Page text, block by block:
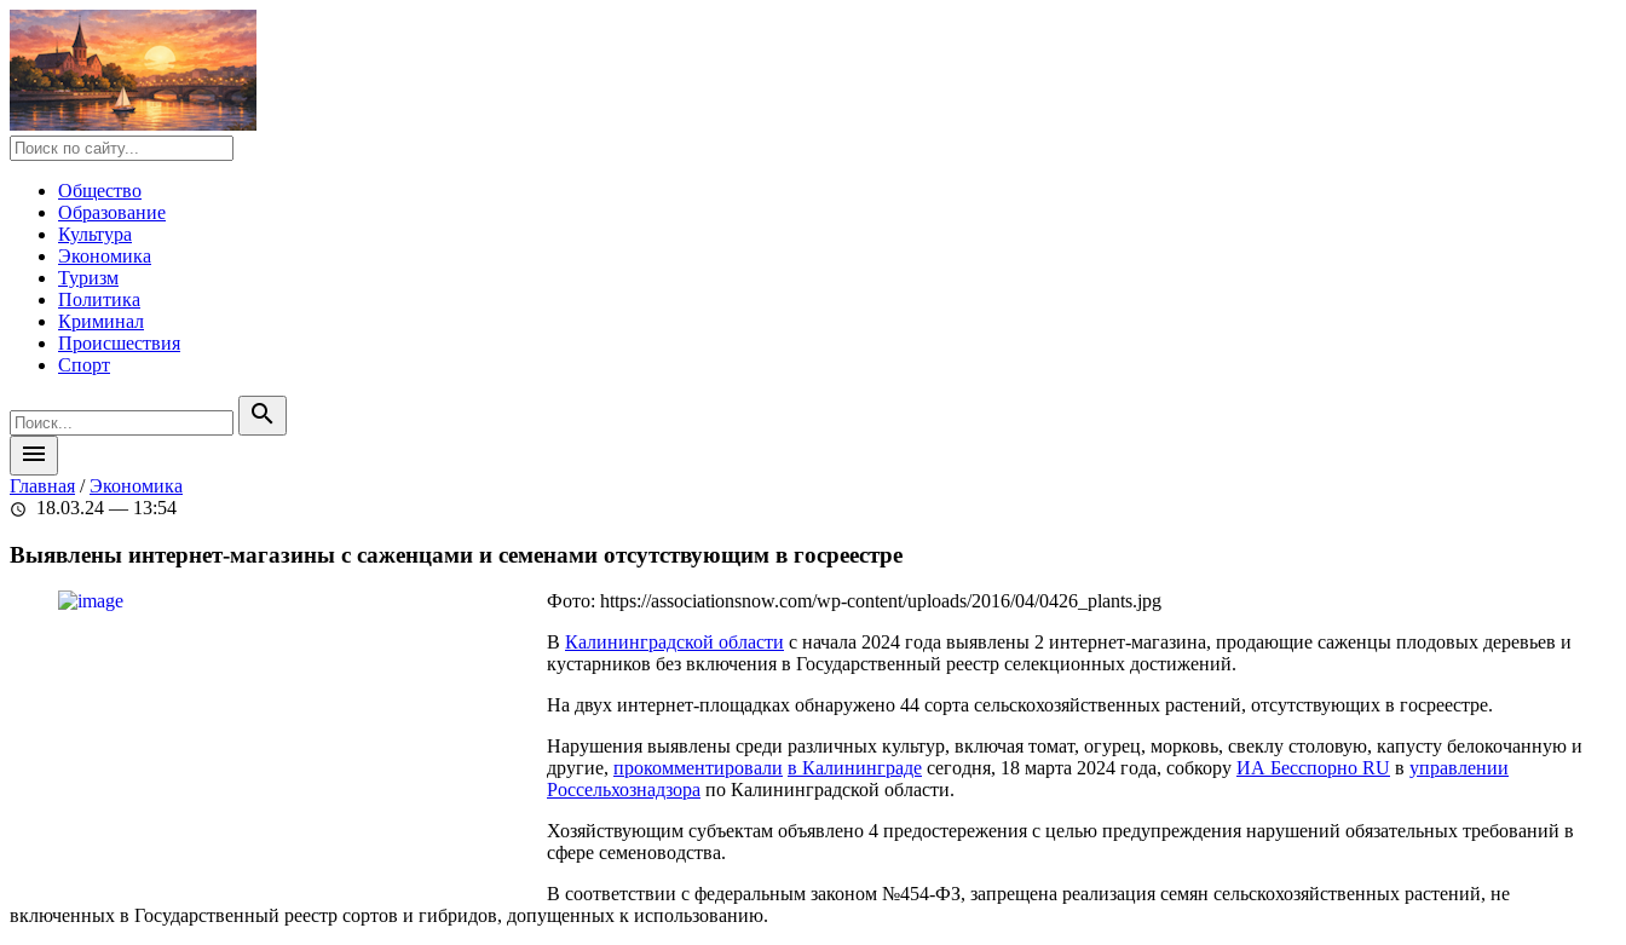
Общество
Образование
Культура
Экономика
Туризм
Политика
Криминал
Происшествия
Спорт
search
menu
Главная /Экономика
schedule 18.03.24 — 13:54
Выявлены интернет-магазины с саженцами и семенами отсутствующим в госреестре
Фото: https://associationsnow.com/wp-content/uploads/2016/04/0426_plants.jpg
В Калининградской области с начала 2024 года выявлены 2 интернет-магазина, продающие саженцы плодовых деревьев и
кустарников без включения в Государственный реестр селекционных достижений.
На двух интернет-площадках обнаружено 44 сорта сельскохозяйственных растений, отсутствующих в госреестре.
Нарушения выявлены среди различных культур, включая томат, огурец, морковь, свеклу столовую, капусту белокочанную и
другие, прокомментировали в Калининграде сегодня, 18 марта 2024 года, собкору ИА Бесспорно RU в управлении
Россельхознадзора по Калининградской области.
Хозяйствующим субъектам объявлено 4 предостережения с целью предупреждения нарушений обязательных требований в
сфере семеноводства.
В соответствии с федеральным законом №454-ФЗ, запрещена реализация семян сельскохозяйственных растений, не
включенных в Государственный реестр сортов и гибридов, допущенных к использованию.